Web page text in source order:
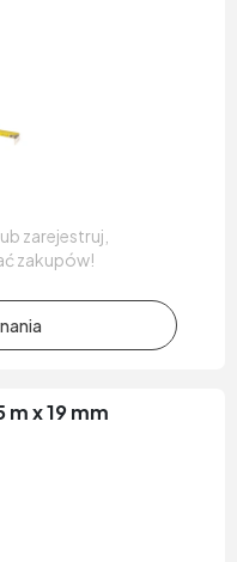
zarejestruj,
zakupów!
m x 19 mm